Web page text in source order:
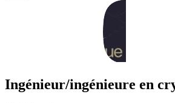
Ingénieur/ingénieure en